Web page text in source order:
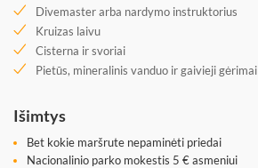
Divemaster arba nardymo instruktorius
Kruizas laivu
Cisterna ir svoriai
Pietūs, mineralinis vanduo ir gaivieji gėrimai
Išimtys
Bet kokie maršrute nepaminėti priedai
Nacionalinio parko mokestis 5 € asmeniui